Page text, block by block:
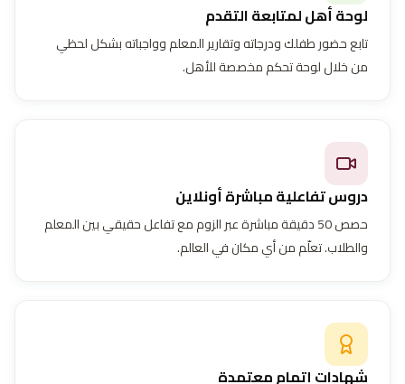
لوحة أهل لمتابعة التقدم
تابع حضور طفلك ودرجاته وتقارير المعلم وواجباته بشكل لحظي
من خلال لوحة تحكم مخصصة للأهل.
دروس تفاعلية مباشرة أونلاين
حصص 50 دقيقة مباشرة عبر الزوم مع تفاعل حقيقي بين المعلم
والطلاب. تعلّم من أي مكان في العالم.
شهادات إتمام معتمدة